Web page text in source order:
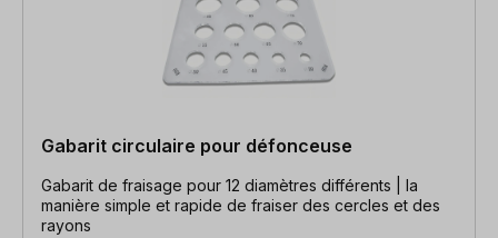
Gabarit circulaire pour défonceuse
Gabarit de fraisage pour 12 diamètres différents | la
manière simple et rapide de fraiser des cercles et des
rayons